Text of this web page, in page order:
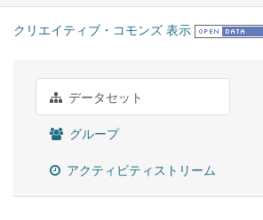
クリエイティブ・コモンズ 表示
データセット
グループ
アクティビティストリーム